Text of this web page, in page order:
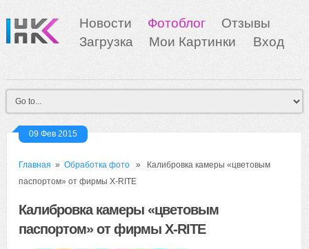
Новости Фотоблог
Отзывы
Загрузка
Мои Картинки Вход
09 Фев 2015
Главная »Обработка фото » Калибровка камеры «цветовым
паспортом» от фирмы X-RITE
Калибровка камеры «цветовым
паспортом» от фирмы X-RITE